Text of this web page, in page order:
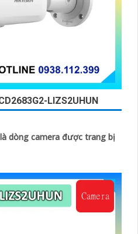
LIZS2UHUN
là dòng camera được trang bị